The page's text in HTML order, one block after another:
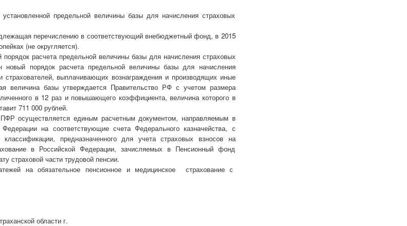
предельной величины базы для начисления страховых
перечислению в соответствующий внебюджетный фонд, в 2015
(не округляется).
расчета предельной величины базы для начисления страховых
новый порядок расчета предельной величины базы для начисления
страхователей, выплачивающих вознаграждения и производящих иные
величина базы утверждается Правительство РФ с учетом размера
в 12 раз и повышающего коэффициента, величина которого в
711 000 рублей.
осуществляется единым расчетным документом, направляемым в
на соответствующие счета Федерального казначейства, с
предназначенного для учета страховых взносов на
в Российской Федерации, зачисляемых в Пенсионный фонд
страховой части трудовой пенсии.
на обязательное пенсионное и медицинское страхование с
области г.